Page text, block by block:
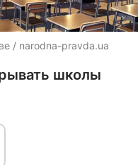
/ narodna-pravda.ua
школы